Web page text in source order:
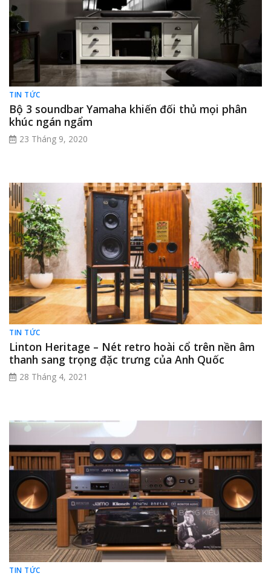
TIN TỨC
Bộ 3 soundbar Yamaha khiến đối thủ mọi phân
khúc ngán ngẩm
23 Tháng 9, 2020
TIN TỨC
Linton Heritage – Nét retro hoài cổ trên nền âm
thanh sang trọng đặc trưng của Anh Quốc
28 Tháng 4, 2021
TIN TỨC